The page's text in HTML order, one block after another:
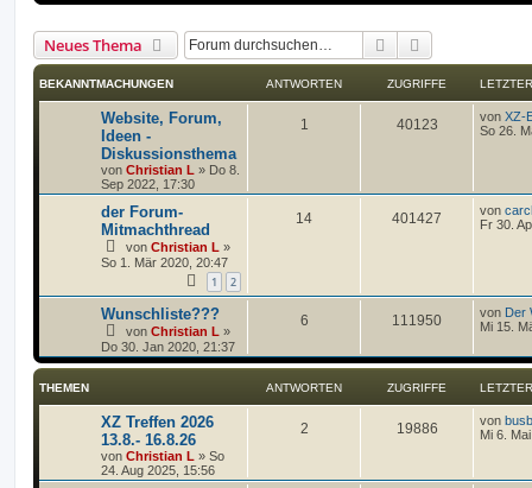
Neues Thema Suche
BEKANNTMACHUNGEN ANTWORTEN ZUGRIFFE
Website, Forum,
Ideen -
Diskussionsthema
von Christian L » Do 8.
Sep 2022, 17:30
1 40123 von XZ-
So 26.
der Forum-
Mitmachthread
von Christian L »
So 1. Mär 2020, 20:47
1 2
14 401427 von
Fr 30.
Wunschliste???
von Christian L »
Do 30. Jan 2020, 21:37
6 111950 von Der
Mi 15.
THEMEN ANTWORTEN ZUGRIFFE
XZ Treffen 2026
13.8.- 16.8.26
von Christian L » So
24. Aug 2025, 15:56
2 19886 von
Mi 6.